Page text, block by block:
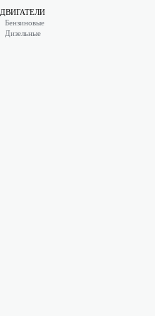
ДВИГАТЕЛИ
Бензиновые
Дизельные